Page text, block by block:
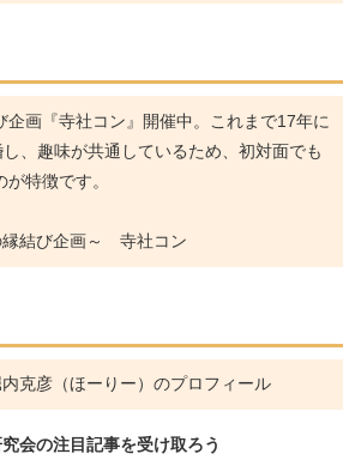
企画『寺社コン』開催中。これまで17年に
、趣味が共通しているため、初対面でも
特徴です。
縁結び企画～ 寺社コン
克彦（ほーりー）のプロフィール
会の注目記事を受け取ろう